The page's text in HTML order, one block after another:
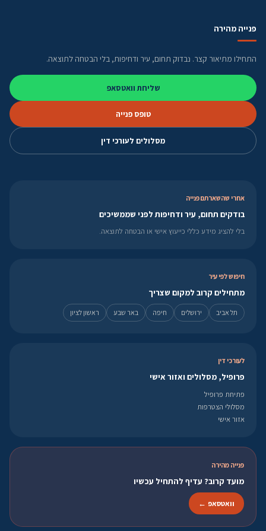
פנייה מהירה
התחילו מתיאור קצר. נבדוק תחום, עיר ודחיפות, בלי הבטחה לתוצאה.
שליחת וואטסאפ
טופס פנייה
מסלולים לעורכי דין
אחרי שהשארתם פנייה
בודקים תחום, עיר ודחיפות לפני שממשיכים
בלי להציג מידע כללי כייעוץ אישי או הבטחה לתוצאה.
חיפוש לפי עיר
מתחילים קרוב למקום שצריך
תל אביב ירושלים חיפה באר שבע ראשון לציון
לעורכי דין
פרופיל, מסלולים ואזור אישי
פתיחת פרופיל
מסלולי הצטרפות
אזור אישי
פנייה מהירה
מועד קרוב? עדיף להתחיל עכשיו
וואטסאפ ←